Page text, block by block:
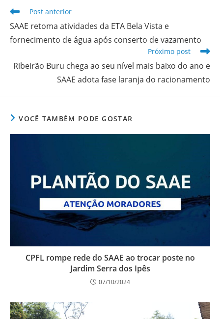
Leia
artigos
Post anterior
SAAE retoma atividades da ETA Bela Vista e
fornecimento de água após conserto de vazamento
Próximo post
Ribeirão Buru chega ao seu nível mais baixo do ano e
SAAE adota fase laranja do racionamento
VOCÊ TAMBÉM PODE GOSTAR
CPFL rompe rede do SAAE ao trocar poste no
Jardim Serra dos Ipês
07/10/2024